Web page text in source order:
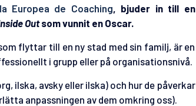
Europea de Coaching , bjuder in till en
Outsom vunnit en Oscar.
flyttar till en ny stad med sin familj, är en
i grupp eller på organisationsnivå.
ilska, avsky eller ilska) och hur de påverkar
anpassningen av dem omkring oss).